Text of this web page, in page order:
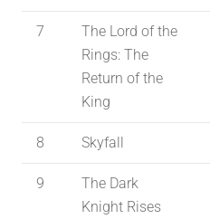
7
The Lord of the
Rings: The
Return of the
King
8 Skyfall
9
The Dark
Knight Rises